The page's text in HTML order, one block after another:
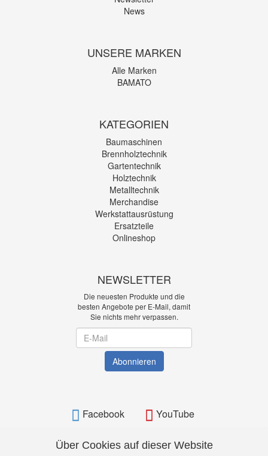
News
UNSERE MARKEN
Alle Marken
BAMATO
KATEGORIEN
Baumaschinen
Brennholztechnik
Gartentechnik
Holztechnik
Metalltechnik
Merchandise
Werkstattausrüstung
Ersatzteile
Onlineshop
NEWSLETTER
Die neuesten Produkte und die
besten Angebote per E-Mail, damit
Sie nichts mehr verpassen.
Abonnieren
Facebook YouTube
Über Cookies auf dieser Website